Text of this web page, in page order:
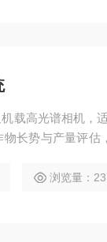
载高光谱相机，
长势与产量评估
境监控，水质检
浏览量：